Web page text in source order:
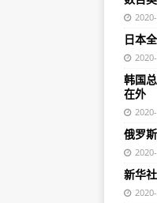
日本
韩国
在外
俄罗
新华